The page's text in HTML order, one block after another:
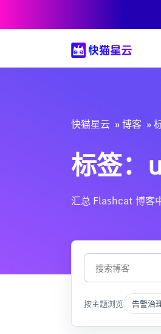
快猫星云 博客
标签
汇总 Flashcat 博客
按主题浏览 告警治